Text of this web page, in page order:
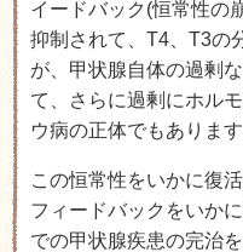
イードバック(恒常性の
抑制されて、T4、T3の
が、甲状腺自体の過剰
て、さらに過剰にホル
ウ病の正体でもあります
この恒常性をいかに復
フィードバックをいか
での甲状腺疾患の完治